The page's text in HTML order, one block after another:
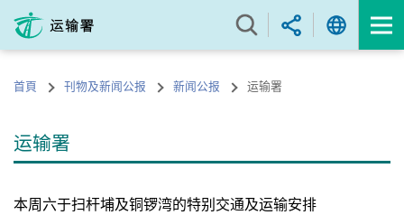
内
的首頁 刊物及新闻公报 新闻公报 运输署
运输署
本周六于扫杆埔及铜锣湾的特别交通及运输安排